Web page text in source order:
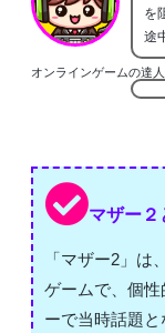
オンラインゲームの達人
を
途
マザー２
「マザー2」は
ゲームで、個性
ーで当時話題と